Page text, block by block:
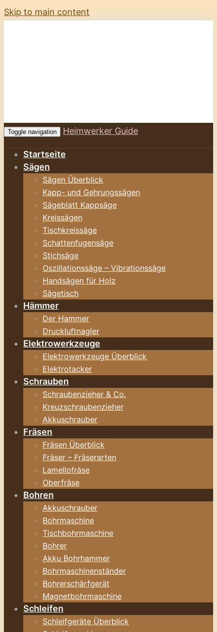
Skip to main content
Toggle navigation Heimwerker Guide
Startseite
Sägen
Sägen Überblick
Kapp- und Gehrungssägen
Sägeblatt Kappsäge
Kreissägen
Tischkreissäge
Schattenfugensäge
Stichsäge
Oszillationssäge – Vibrationssäge
Handsägen für Holz
Sägetisch
Hämmer
Der Hammer
Druckluftnagler
Elektrowerkzeuge
Elektrowerkzeuge Überblick
Elektrotacker
Schrauben
Schraubenzieher & Co.
Kreuzschraubenzieher
Akkuschrauber
Fräsen
Fräsen Überblick
Fräser – Fräserarten
Lamellofräse
Oberfräse
Bohren
Akkuschrauber
Bohrmaschine
Tischbohrmaschine
Bohrer
Akku Bohrhammer
Bohrmaschinenständer
Bohrerschärfgerät
Magnetbohrmaschine
Schleifen
Schleifgeräte Überblick